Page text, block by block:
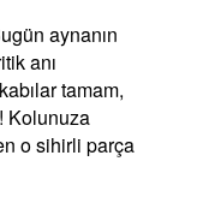
aynanın
anı
tamam,
Kolunuza
o sihirli parça